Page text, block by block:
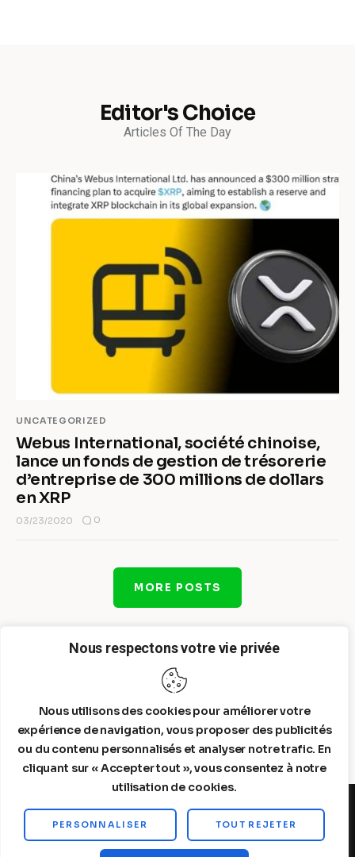
Nous respectons votre vie privée
Nous utilisons des cookies pour améliorer votre
expérience de navigation, vous proposer des publicités
ou du contenu personnalisés et analyser notre trafic. En
cliquant sur « Accepter tout », vous consentez à notre
utilisation de cookies.
PERSONNALISER TOUT REJETER
Editor's Choice
Articles Of The Day
UNCATEGORIZED
Webus International, société chinoise,
lance un fonds de gestion de trésorerie
d’entreprise de 300 millions de dollars
en XRP
03/23/2020 0
MORE POSTS